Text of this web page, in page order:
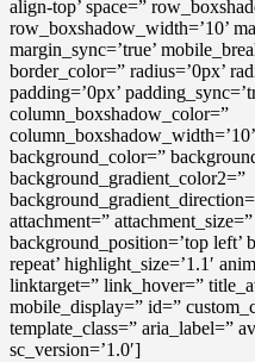
align-top’ space=”
row_boxshadow_width=’10’
margin_sync=’true’
border_color=” radius=’0px’
padding=’0px’
column_boxshadow_color=”
background_color=”
background_gradient_color2=”
attachment=” attachment_size=”
background_position=’top left’
repeat’ highlight_size=’1.1′
linktarget=” link_hover=”
mobile_display=” id=”
template_class=” aria_label=”
sc_version=’1.0′]